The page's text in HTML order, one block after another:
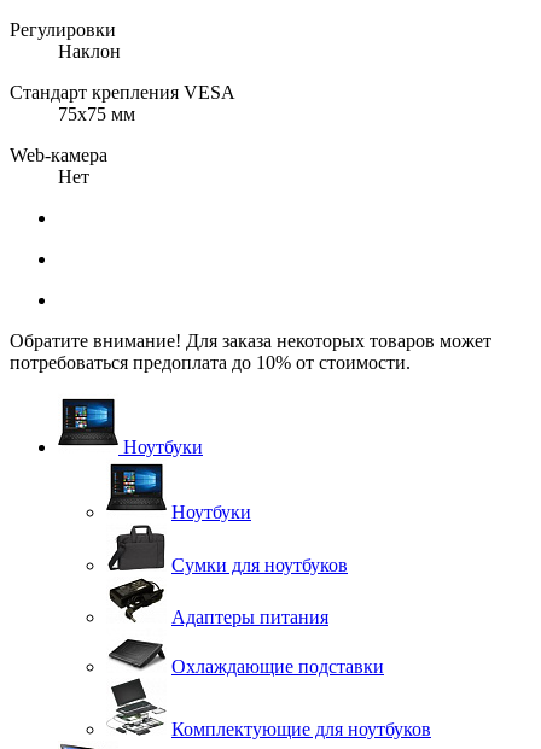
Регулировки
Наклон
Стандарт крепления VESA
75x75 мм
Web-камера
Нет
Обратите внимание! Для заказа некоторых товаров может
потребоваться предоплата до 10% от стоимости.
Ноутбуки
Ноутбуки
Сумки для ноутбуков
Адаптеры питания
Охлаждающие подставки
Комплектующие для ноутбуков